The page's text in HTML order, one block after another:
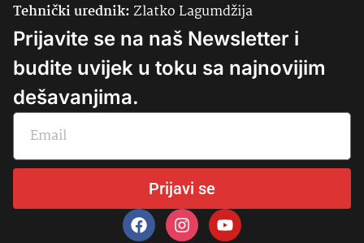
Tehnički urednik:Zlatko Lagumdžija
Prijavite se na naš Newsletter i
budite uvijek u toku sa najnovijim
dešavanjima.
Prijavi se